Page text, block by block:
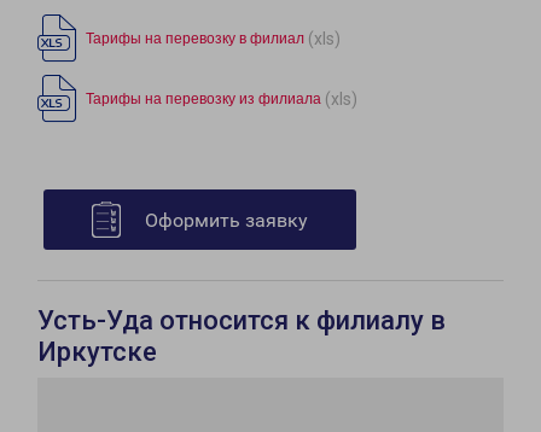
Тарифы на перевозку в филиал (xls)
Тарифы на перевозку из филиала (xls)
Оформить заявку
Усть-Уда относится к филиалу в
Иркутске